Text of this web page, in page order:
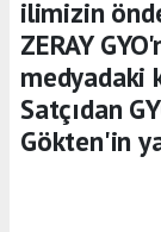
ilimizin
ZERAY
medyadaki
Satçıdan
Gökten'in